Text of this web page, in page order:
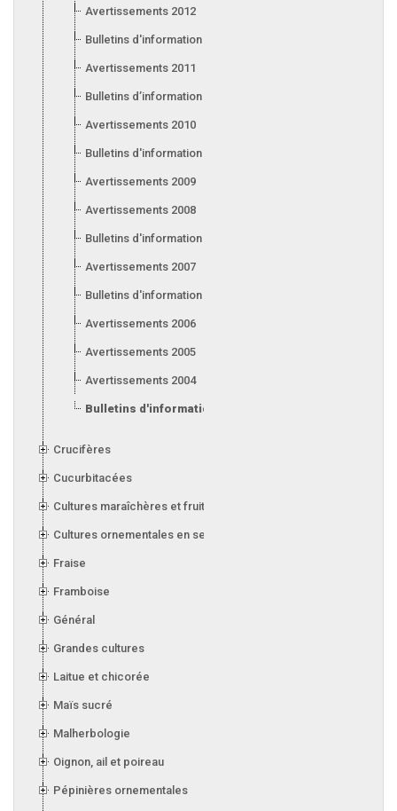
Avertissements 2012
Bulletins d'information 2012
Avertissements 2011
Bulletins d’information 2011
Avertissements 2010
Bulletins d'information 2010
Avertissements 2009
Avertissements 2008
Bulletins d'information 2008
Avertissements 2007
Bulletins d'information 2007
Avertissements 2006
Avertissements 2005
Avertissements 2004
Bulletins d'information 2004
Crucifères
Cucurbitacées
Cultures maraîchères et fruitières en serre
Cultures ornementales en serre
Fraise
Framboise
Général
Grandes cultures
Laitue et chicorée
Maïs sucré
Malherbologie
Oignon, ail et poireau
Pépinières ornementales